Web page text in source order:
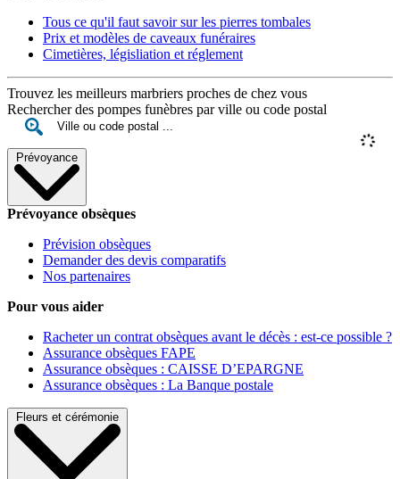
Tous ce qu'il faut savoir sur les pierres tombales
Prix et modèles de caveaux funéraires
Cimetières, législiation et réglement
Trouvez les meilleurs marbriers proches de chez vous
Rechercher des pompes funèbres par ville ou code postal
Prévoyance
Prévoyance obsèques
Prévision obsèques
Demander des devis comparatifs
Nos partenaires
Pour vous aider
Racheter un contrat obsèques avant le décès : est-ce possible ?
Assurance obsèques FAPE
Assurance obsèques : CAISSE D’EPARGNE
Assurance obsèques : La Banque postale
Fleurs et cérémonie